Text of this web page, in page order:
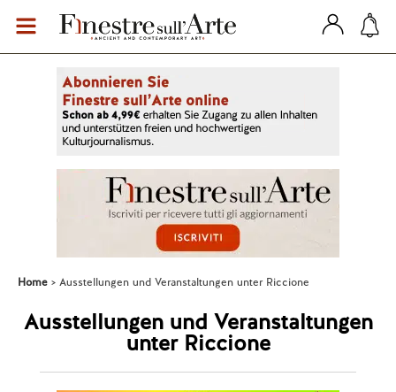
Home Ausstellungen und Veranstaltungen unter Riccione
Ausstellungen und Veranstaltungen
unter Riccione